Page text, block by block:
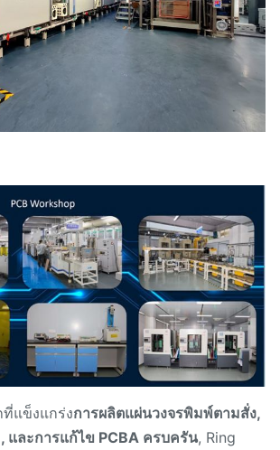
แข็งแกร่งการผลิตแผ่นวงจรพิมพ์ตามสั่ง,
และการแก้ไข PCBA ครบครัน, Ring